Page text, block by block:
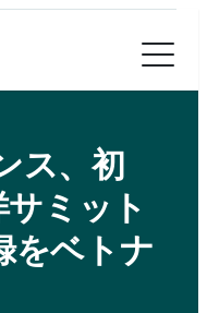
ス、初
ミット
をベトナ